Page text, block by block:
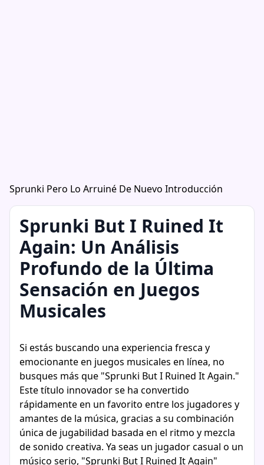
Sprunki Pero Lo Arruiné De Nuevo Introducción
Sprunki But I Ruined It
Again: Un Análisis
Profundo de la Última
Sensación en Juegos
Musicales
Si estás buscando una experiencia fresca y
emocionante en juegos musicales en línea, no
busques más que "Sprunki But I Ruined It Again."
Este título innovador se ha convertido
rápidamente en un favorito entre los jugadores y
amantes de la música, gracias a su combinación
única de jugabilidad basada en el ritmo y mezcla
de sonido creativa. Ya seas un jugador casual o un
músico serio, "Sprunki But I Ruined It Again"